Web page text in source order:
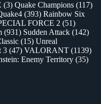
(3) Quake Champions (117)
(393) Rainbow Six
FORCE 2 (51)
(931) Sudden Attack (142)
(15) Unreal
3 (47) VALORANT (1139)
Enemy Territory (35)